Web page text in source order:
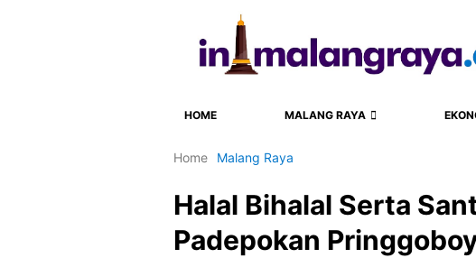
HOME MALANG RAYA
Home Malang Raya
Halal Bihalal Serta
Padepokan